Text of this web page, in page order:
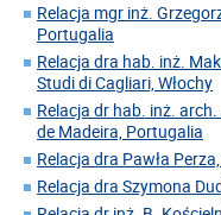
Relacja mgr inż.
Portugalia
Relacja dra hab. inż.
Studi di Cagliari, Włochy
Relacja dr hab. inż.
de Madeira, Portugalia
Relacja dra Pawła
Relacja dra Szymona